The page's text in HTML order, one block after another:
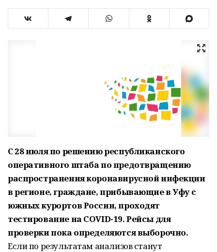
С 28 июля по решению республиканского
оперативного штаба по предотвращению
распространения коронавирусной инфекции
в регионе, граждане, прибывающие в Уфу с
южных курортов России, проходят
тестирование на COVID-19. Рейсы для
проверки пока определяются выборочно.
Если по результатам анализов станут